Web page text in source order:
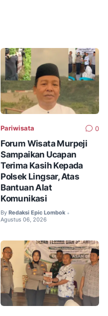
Pariwisata 0
Forum Wisata Murpeji
Sampaikan Ucapan
Terima Kasih Kepada
Polsek Lingsar, Atas
Bantuan Alat
Komunikasi
By Redaksi Epic Lombok •
Agustus 06, 2026